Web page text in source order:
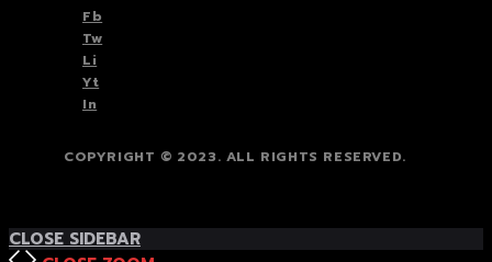
Fb
Tw
Li
Yt
In
COPYRIGHT © 2023. ALL RIGHTS RESERVED.
CLOSE SIDEBAR